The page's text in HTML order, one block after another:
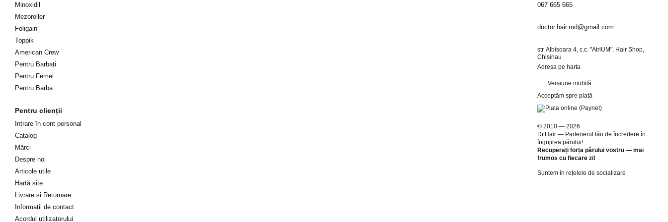
Minoxidil
Mezoroller
Foligain
Toppik
American Crew
Pentru Barbați
Pentru Femei
Pentru Barba
Pentru clienții
Intrare în cont personal
Catalog
Mărci
Despre noi
Articole utile
Hartă site
Livrare și Returnare
Informații de contact
Acordul utilizatorului
067 665 665
doctor.hair.md@gmail.com
str. Albisoara 4, c.c. "AtriUM", Hair Shop,
Chisinau
Adresa pe harta
Versiune mobilă
Acceptăm spre plată
© 2010 — 2026
Dr.Hair — Partenerul tău de încredere în
îngrijirea părului!
Recuperați forța părului vostru — mai
frumos cu fiecare zi!
Suntem în rețelele de socializare